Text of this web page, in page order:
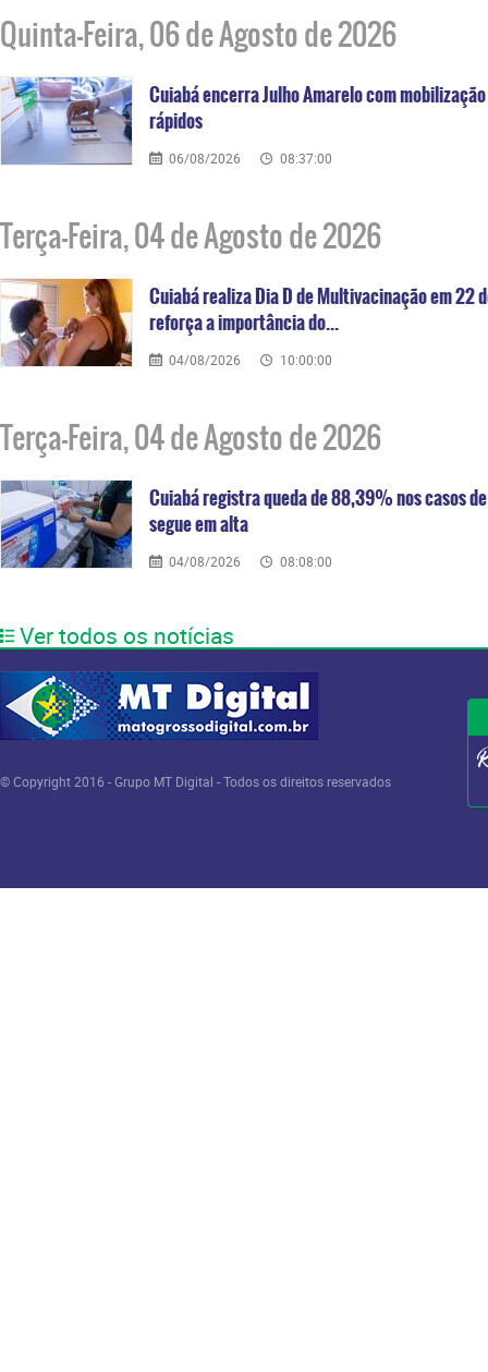
Quinta-Feira, 06 de Agosto de 2026
Cuiabá encerra Julho Amarelo com
rápidos
06/08/2026 08:37:00
Terça-Feira, 04 de Agosto de 2026
Cuiabá realiza Dia D de Multivacinação em 22
reforça a importância do...
04/08/2026 10:00:00
Terça-Feira, 04 de Agosto de 2026
Cuiabá registra queda de 88,39% nos casos
segue em alta
04/08/2026 08:08:00
Ver todos os notícias
© Copyright 2016 - Grupo MT Digital - Todos os direitos reservados